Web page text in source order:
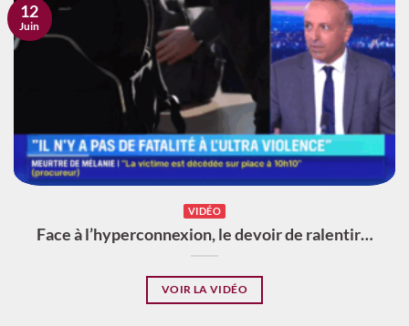
VIDÉO
Face à l’hyperconnexion, le devoir de ralentir…
VOIR LA VIDÉO
12
Juin